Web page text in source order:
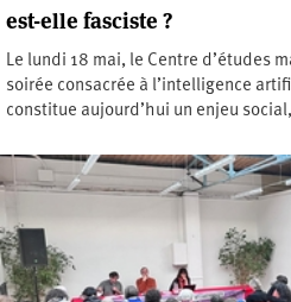
est-elle fasciste ?
Le lundi 18 mai, le Centre d’études
soirée consacrée à l’intelligence
constitue aujourd’hui un enjeu